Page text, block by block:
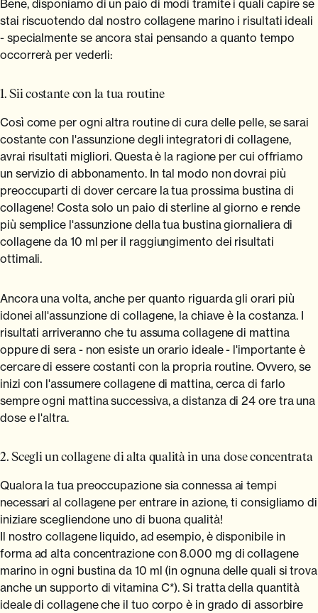
Bene, disponiamo di un paio di modi tramite i quali capire se
stai riscuotendo dal nostro collagene marino i risultati ideali
- specialmente se ancora stai pensando a quanto tempo
occorrerà per vederli:
1. Sii costante con la tua routine
Così come per ogni altra routine di cura delle pelle, se sarai
costante con l'assunzione degli integratori di collagene,
avrai risultati migliori. Questa è la ragione per cui offriamo
un servizio di abbonamento. In tal modo non dovrai più
preoccuparti di dover cercare la tua prossima bustina di
collagene! Costa solo un paio di sterline al giorno e rende
più semplice l'assunzione della tua bustina giornaliera di
collagene da 10 ml per il raggiungimento dei risultati
ottimali.
Ancora una volta, anche per quanto riguarda gli orari più
idonei all'assunzione di collagene, la chiave è la costanza. I
risultati arriveranno che tu assuma collagene di mattina
oppure di sera - non esiste un orario ideale - l'importante è
cercare di essere costanti con la propria routine. Ovvero, se
inizi con l'assumere collagene di mattina, cerca di farlo
sempre ogni mattina successiva, a distanza di 24 ore tra una
dose e l'altra.
2. Scegli un collagene di alta qualità in una dose concentrata
Qualora la tua preoccupazione sia connessa ai tempi
necessari al collagene per entrare in azione, ti consigliamo di
iniziare scegliendone uno di buona qualità!
Il nostro collagene liquido, ad esempio, è disponibile in
forma ad alta concentrazione con 8.000 mg di collagene
marino in ogni bustina da 10 ml (in ognuna delle quali si trova
anche un supporto di vitamina C*). Si tratta della quantità
ideale di collagene che il tuo corpo è in grado di assorbire